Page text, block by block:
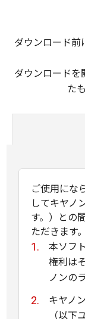
ダウンロード前
ダウンロード
た
ご使用にな
してキヤノ
す。）との
ただきます。
本ソフ
権利は
ノンの
キヤノ
（以